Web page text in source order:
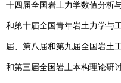
十四届全国岩土力学数值分析
和第十届全国青年岩土力学与
届、第八届和第九届全国岩土
和第三届全国岩土本构理论研